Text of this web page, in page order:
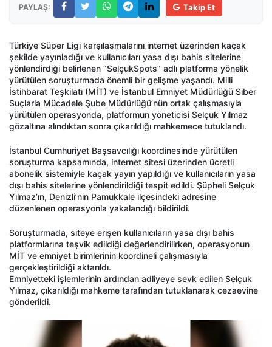
PAYLAŞ: Takip Et
Türkiye Süper Ligi karşılaşmalarını internet üzerinden kaçak
şekilde yayınladığı ve kullanıcıları yasa dışı bahis sitelerine
yönlendirdiği belirlenen “SelçukSpots” adlı platforma yönelik
yürütülen soruşturmada önemli bir gelişme yaşandı. Milli
İstihbarat Teşkilatı (MİT) ve İstanbul Emniyet Müdürlüğü Siber
Suçlarla Mücadele Şube Müdürlüğü’nün ortak çalışmasıyla
yürütülen operasyonda, platformun yöneticisi Selçuk Yılmaz
gözaltına alındıktan sonra çıkarıldığı mahkemece tutuklandı.
İstanbul Cumhuriyet Başsavcılığı koordinesinde yürütülen
soruşturma kapsamında, internet sitesi üzerinden ücretli
abonelik sistemiyle kaçak yayın yapıldığı ve kullanıcıların yasa
dışı bahis sitelerine yönlendirildiği tespit edildi. Şüpheli Selçuk
Yılmaz’ın, Denizli’nin Pamukkale ilçesindeki adresine
düzenlenen operasyonla yakalandığı bildirildi.
Soruşturmada, siteye erişen kullanıcıların yasa dışı bahis
platformlarına teşvik edildiği değerlendirilirken, operasyonun
MİT ve emniyet birimlerinin koordineli çalışmasıyla
gerçekleştirildiği aktarıldı.
Emniyetteki işlemlerinin ardından adliyeye sevk edilen Selçuk
Yılmaz, çıkarıldığı mahkeme tarafından tutuklanarak cezaevine
gönderildi.